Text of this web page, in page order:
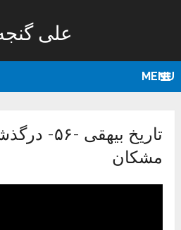
علی
MENU
تاریخ بیهقی
مشکان